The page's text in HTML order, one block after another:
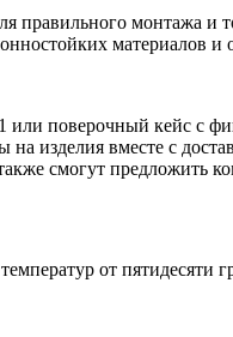
правильного
материалов и
поверочный кейс с
изделия вместе с
смогут предложить
от пятидесяти